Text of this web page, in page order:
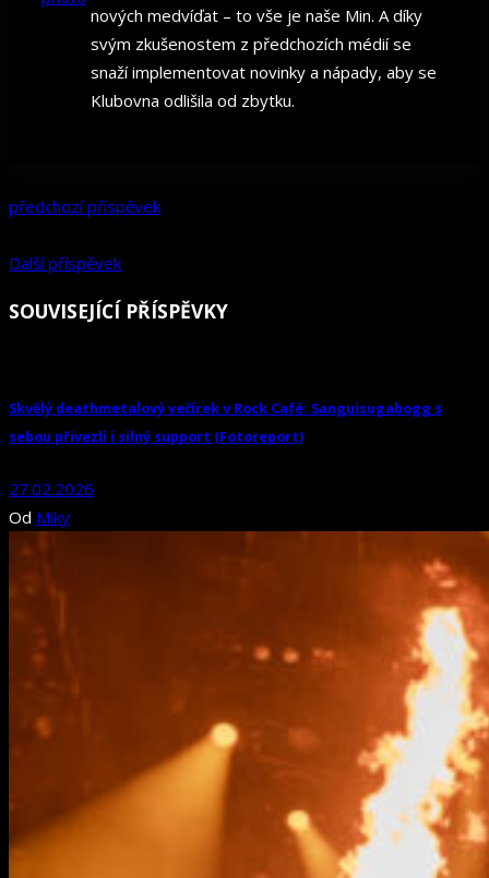
nových medvíďat – to vše je naše Min. A díky
svým zkušenostem z předchozích médií se
snaží implementovat novinky a nápady, aby se
Klubovna odlišila od zbytku.
předchozí příspěvek
Další příspěvek
SOUVISEJÍCÍ PŘÍSPĚVKY
Skvělý deathmetalový večírek v Rock Café: Sanguisugabogg s
sebou přivezli i silný support (Fotoreport)
27.02.2026
Od Miky